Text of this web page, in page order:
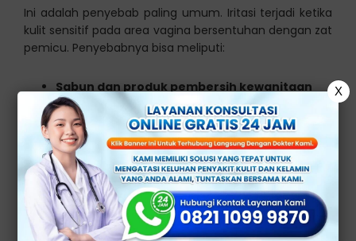
Ini adalah penyebab paling umum. Iritasi terjadi ketika
kulit sensitif pada area vagina bersentuhan dengan zat
pemicu. Penyebabnya bisa meliputi:
Sabun dan produk pembersih kewanitaan
Pakaian dalam yang ketat dan tidak
menyerap keringat
Pemakaian pembalut atau panty liner
Krim atau lotion yang memicu iritan
Mencukur bulu kemaluan
2. Infeksi Vagina
X